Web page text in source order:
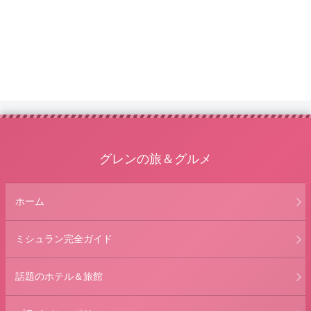
グレンの旅＆グルメ
ホーム
ミシュラン完全ガイド
話題のホテル＆旅館